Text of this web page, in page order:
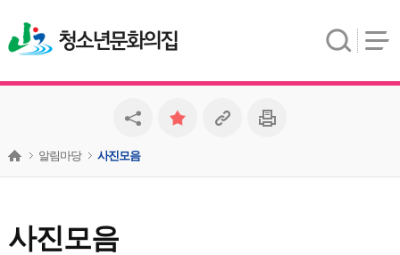
청소년문화의집
사진모음
알림마당 사진모음